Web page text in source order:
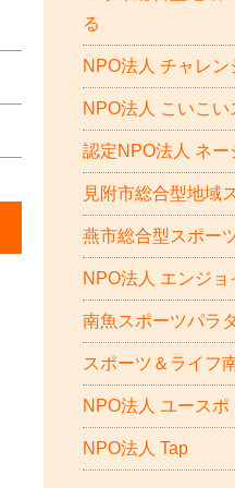
る
NPO法人 チャレ
NPO法人 こいこ
認定NPO法人 ネ
見附市総合型地域
燕市総合型スポー
NPO法人 エンジ
南魚スポーツパラ
スポーツ＆ライフ
NPO法人 ユースポ
NPO法人 Tap